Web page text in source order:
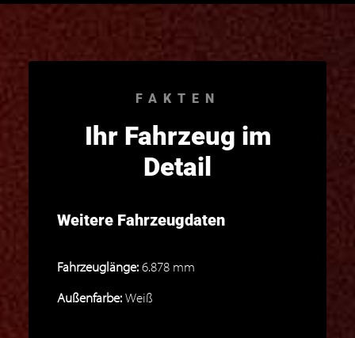
FAKTEN
Ihr Fahrzeug im
Detail
Weitere Fahrzeugdaten
Fahrzeuglänge:6.878 mm
Außenfarbe:Weiß